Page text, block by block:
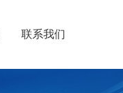
联系我们